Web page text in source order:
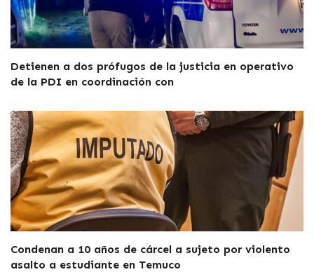
Detienen a dos prófugos de la justicia en operativo
de la PDI en coordinación con
Condenan a 10 años de cárcel a sujeto por violento
asalto a estudiante en Temuco